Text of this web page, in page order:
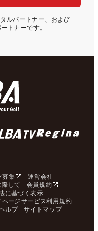
ルパートナー、および
トナーです。
募集
運営会社
際して
会員規約
に基づく表示
ページサービス利用規約
ルプ サイトマップ